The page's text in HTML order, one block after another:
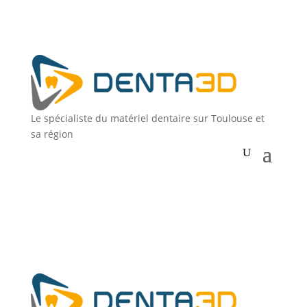
Le spécialiste du matériel dentaire sur Toulouse et
sa région